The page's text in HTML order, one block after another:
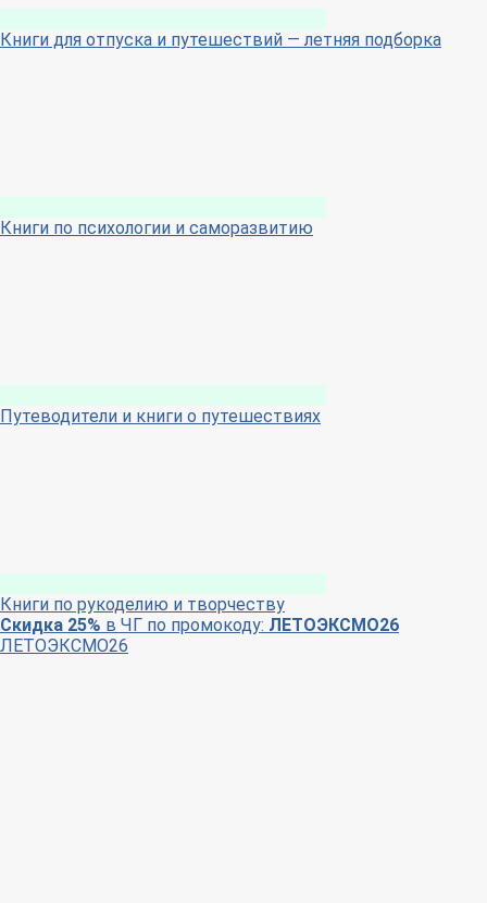
Книги для отпуска и путешествий — летняя подборка
Книги по психологии и саморазвитию
Путеводители и книги о путешествиях
Книги по рукоделию и творчеству
Скидка 25% в ЧГ по промокоду: ЛЕТОЭКСМО26
ЛЕТОЭКСМО26